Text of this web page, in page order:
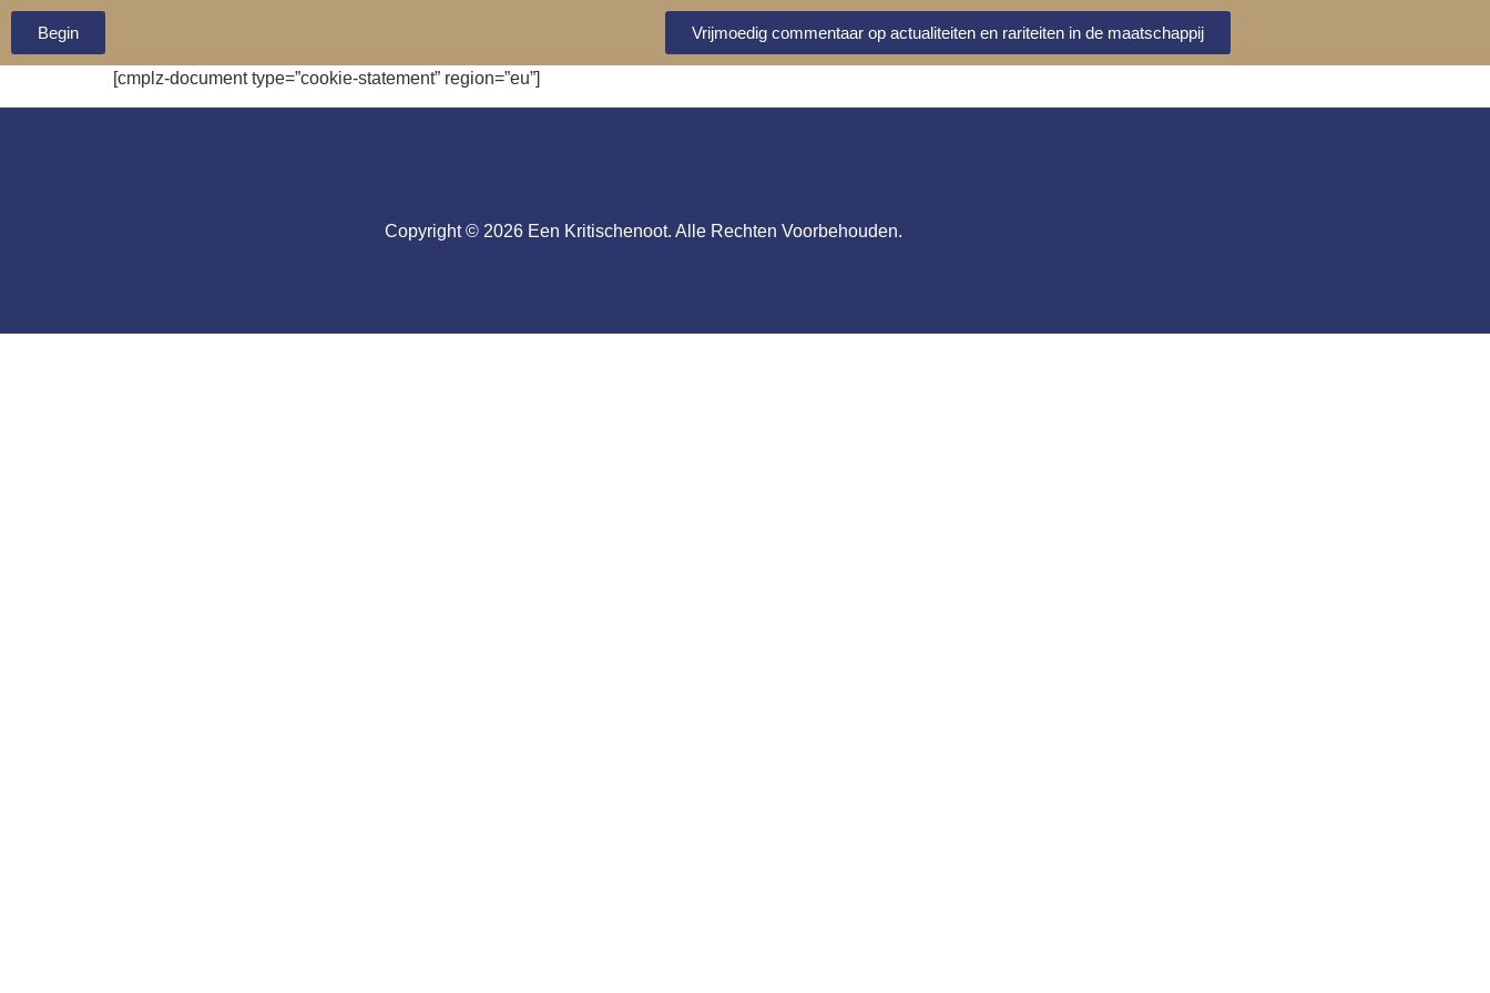
Begin Vrijmoedig commentaar op actualiteiten en rariteiten in de maatschappij
[cmplz-document type=”cookie-statement” region=”eu”]
Copyright © 2026 Een Kritischenoot. Alle Rechten Voorbehouden.